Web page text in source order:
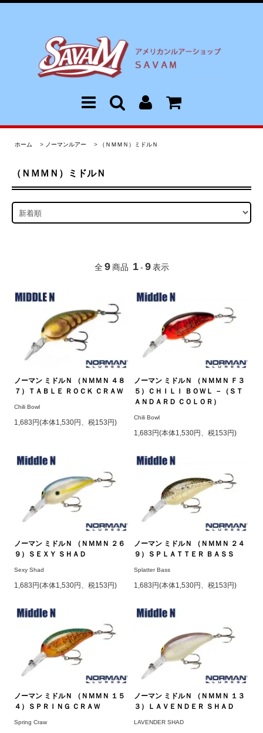
ホーム > ノーマンルアー > （ＮＭＭＮ）ミドルＮ
（ＮＭＭＮ）ミドルＮ
全 9 商品 1 - 9 表示
ノーマン ミドルＮ （ＮＭＭＮ ４８
７）ＴＡＢＬＥ ＲＯＣＫ ＣＲＡＷ
Chili Bowl
1,683円(本体1,530円、税153円)
ノーマン ミドルＮ （ＮＭＭＮ Ｆ３
５）ＣＨＩＬＩ ＢＯＷＬ －（ＳＴ
ＡＮＤＡＲＤ ＣＯＬＯＲ）
Chili Bowl
1,683円(本体1,530円、税153円)
ノーマン ミドルＮ （ＮＭＭＮ ２６
９）ＳＥＸＹ ＳＨＡＤ
Sexy Shad
1,683円(本体1,530円、税153円)
ノーマン ミドルＮ （ＮＭＭＮ ２４
９）ＳＰＬＡＴＴＥＲ ＢＡＳＳ
Splatter Bass
1,683円(本体1,530円、税153円)
ノーマン ミドルＮ （ＮＭＭＮ １５
４）ＳＰＲＩＮＧ ＣＲＡＷ
Spring Craw
ノーマン ミドルＮ （ＮＭＭＮ １３
３）ＬＡＶＥＮＤＥＲ ＳＨＡＤ
LAVENDER SHAD